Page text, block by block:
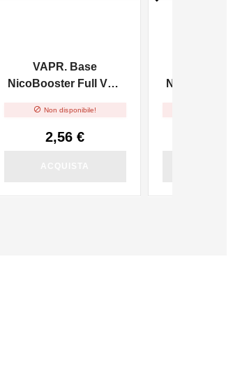
VAPR. Base
NicoBooster Full VG -
 Non disponibile!
2,56 €